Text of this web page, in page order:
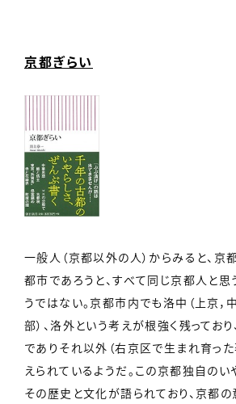
京都ぎらい
一般人（京都以外の人）からみると、京
都市であろうと、すべて同じ京都人と思
うではない。京都市内でも洛中（上京
部）、洛外という考えが根強く残ってお
でありそれ以外（右京区で生まれ育った
えられているようだ。この京都独自のい
その歴史と文化が語られており、京都